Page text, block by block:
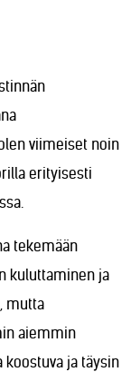
viimeiset noin
erityisesti
tekemään
kuluttaminen ja
mutta
aiemmin
koostuva ja täysin